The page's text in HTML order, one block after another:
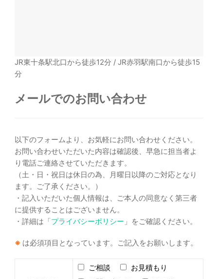
JR東十条駅北口から徒歩12分 / JR赤羽駅南口から徒歩15
分
メールでのお問い合わせ
以下のフォームより、お気軽にお問い合わせください。
お問い合わせいただいた内容は確認後、早急に担当者よ
り電話ご連絡させていただきます。
（土・日・祝日は休日の為、月曜日以降のご対応となり
ます。ご了承ください。）
・記入いただいた個人情報は、ご本人の同意なく第三者
に提供することはございません。
・詳細は「プライバシーポリシー 」をご確認ください。
※ は必須項目となっています。ご記入をお願いします。
ご相談
お見積もり